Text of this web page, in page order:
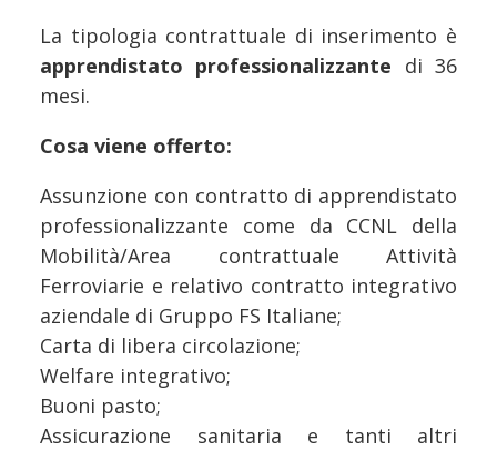
La tipologia contrattuale di inserimento è
apprendistato professionalizzante di 36
mesi.
Cosa viene offerto:
Assunzione con contratto di apprendistato
professionalizzante come da CCNL della
Mobilità/Area contrattuale Attività
Ferroviarie e relativo contratto integrativo
aziendale di Gruppo FS Italiane;
Carta di libera circolazione;
Welfare integrativo;
Buoni pasto;
Assicurazione sanitaria e tanti altri